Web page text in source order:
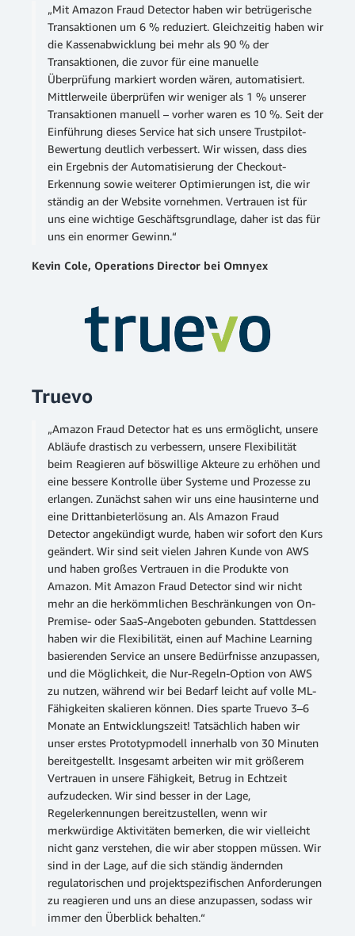
„Mit Amazon Fraud Detector haben wir betrügerische
Transaktionen um 6 % reduziert. Gleichzeitig haben wir
die Kassenabwicklung bei mehr als 90 % der
Transaktionen, die zuvor für eine manuelle
Überprüfung markiert worden wären, automatisiert.
Mittlerweile überprüfen wir weniger als 1 % unserer
Transaktionen manuell – vorher waren es 10 %. Seit der
Einführung dieses Service hat sich unsere Trustpilot-
Bewertung deutlich verbessert. Wir wissen, dass dies
ein Ergebnis der Automatisierung der Checkout-
Erkennung sowie weiterer Optimierungen ist, die wir
ständig an der Website vornehmen. Vertrauen ist für
uns eine wichtige Geschäftsgrundlage, daher ist das für
uns ein enormer Gewinn.“
Kevin Cole, Operations Director bei Omnyex
Truevo
„Amazon Fraud Detector hat es uns ermöglicht, unsere
Abläufe drastisch zu verbessern, unsere Flexibilität
beim Reagieren auf böswillige Akteure zu erhöhen und
eine bessere Kontrolle über Systeme und Prozesse zu
erlangen. Zunächst sahen wir uns eine hausinterne und
eine Drittanbieterlösung an. Als Amazon Fraud
Detector angekündigt wurde, haben wir sofort den Kurs
geändert. Wir sind seit vielen Jahren Kunde von AWS
und haben großes Vertrauen in die Produkte von
Amazon. Mit Amazon Fraud Detector sind wir nicht
mehr an die herkömmlichen Beschränkungen von On-
Premise- oder SaaS-Angeboten gebunden. Stattdessen
haben wir die Flexibilität, einen auf Machine Learning
basierenden Service an unsere Bedürfnisse anzupassen,
und die Möglichkeit, die Nur-Regeln-Option von AWS
zu nutzen, während wir bei Bedarf leicht auf volle ML-
Fähigkeiten skalieren können. Dies sparte Truevo 3–6
Monate an Entwicklungszeit! Tatsächlich haben wir
unser erstes Prototypmodell innerhalb von 30 Minuten
bereitgestellt. Insgesamt arbeiten wir mit größerem
Vertrauen in unsere Fähigkeit, Betrug in Echtzeit
aufzudecken. Wir sind besser in der Lage,
Regelerkennungen bereitzustellen, wenn wir
merkwürdige Aktivitäten bemerken, die wir vielleicht
nicht ganz verstehen, die wir aber stoppen müssen. Wir
sind in der Lage, auf die sich ständig ändernden
regulatorischen und projektspezifischen Anforderungen
zu reagieren und uns an diese anzupassen, sodass wir
immer den Überblick behalten.“